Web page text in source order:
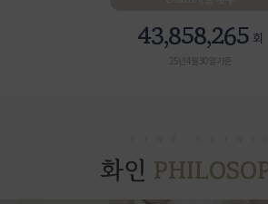
43,858,265 회
25년 4월 30일 기준
화인